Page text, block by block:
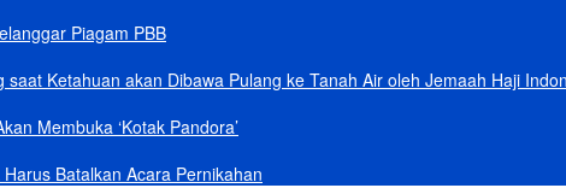
Piagam PBB
Ketahuan akan Dibawa Pulang ke Tanah Air oleh Jemaah Haji
Membuka ‘Kotak Pandora’
Batalkan Acara Pernikahan